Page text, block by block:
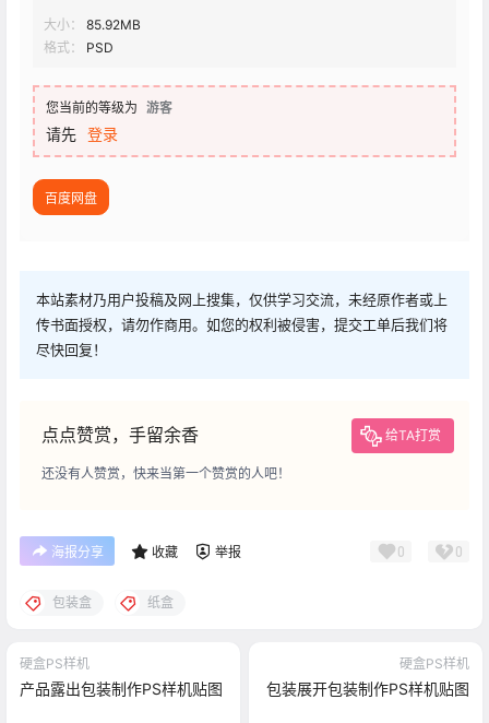
大小：
85.92MB
格式：
PSD
您当前的等级为 游客
请先 登录
百度网盘
本站素材乃用户投稿及网上搜集，仅供学习交流，未经原作者或上
传书面授权，请勿作商用。如您的权利被侵害，提交工单后我们将
尽快回复！
点点赞赏，手留余香 给TA打赏
还没有人赞赏，快来当第一个赞赏的人吧！
海报分享 收藏 举报 0 0
包装盒 纸盒
硬盒PS样机
产品露出包装制作PS样机贴图
硬盒PS样机
包装展开包装制作PS样机贴图